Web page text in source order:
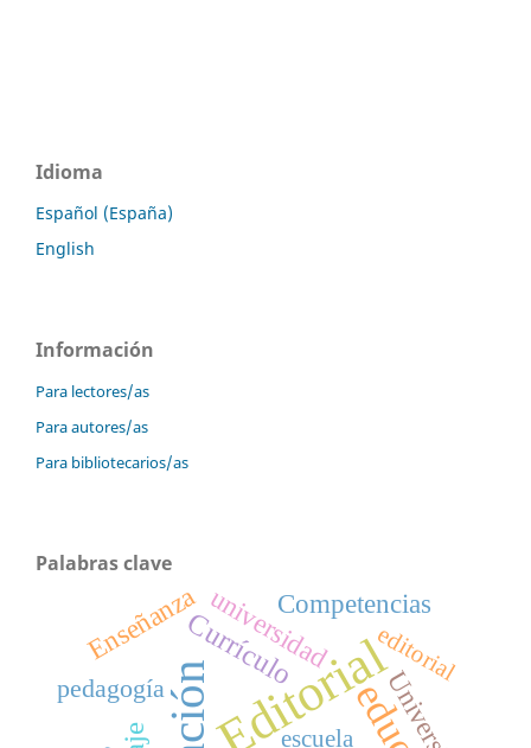
Idioma
Español (España)
English
Información
Para lectores/as
Para autores/as
Para bibliotecarios/as
Palabras clave
Editorial
Currículo
EnseñanzauniversidadCompetencias
pedagogía
escuela
editorial